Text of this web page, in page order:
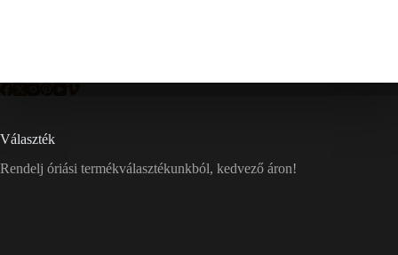
Választék
Rendelj óriási termékválasztékunkból, kedvező áron!